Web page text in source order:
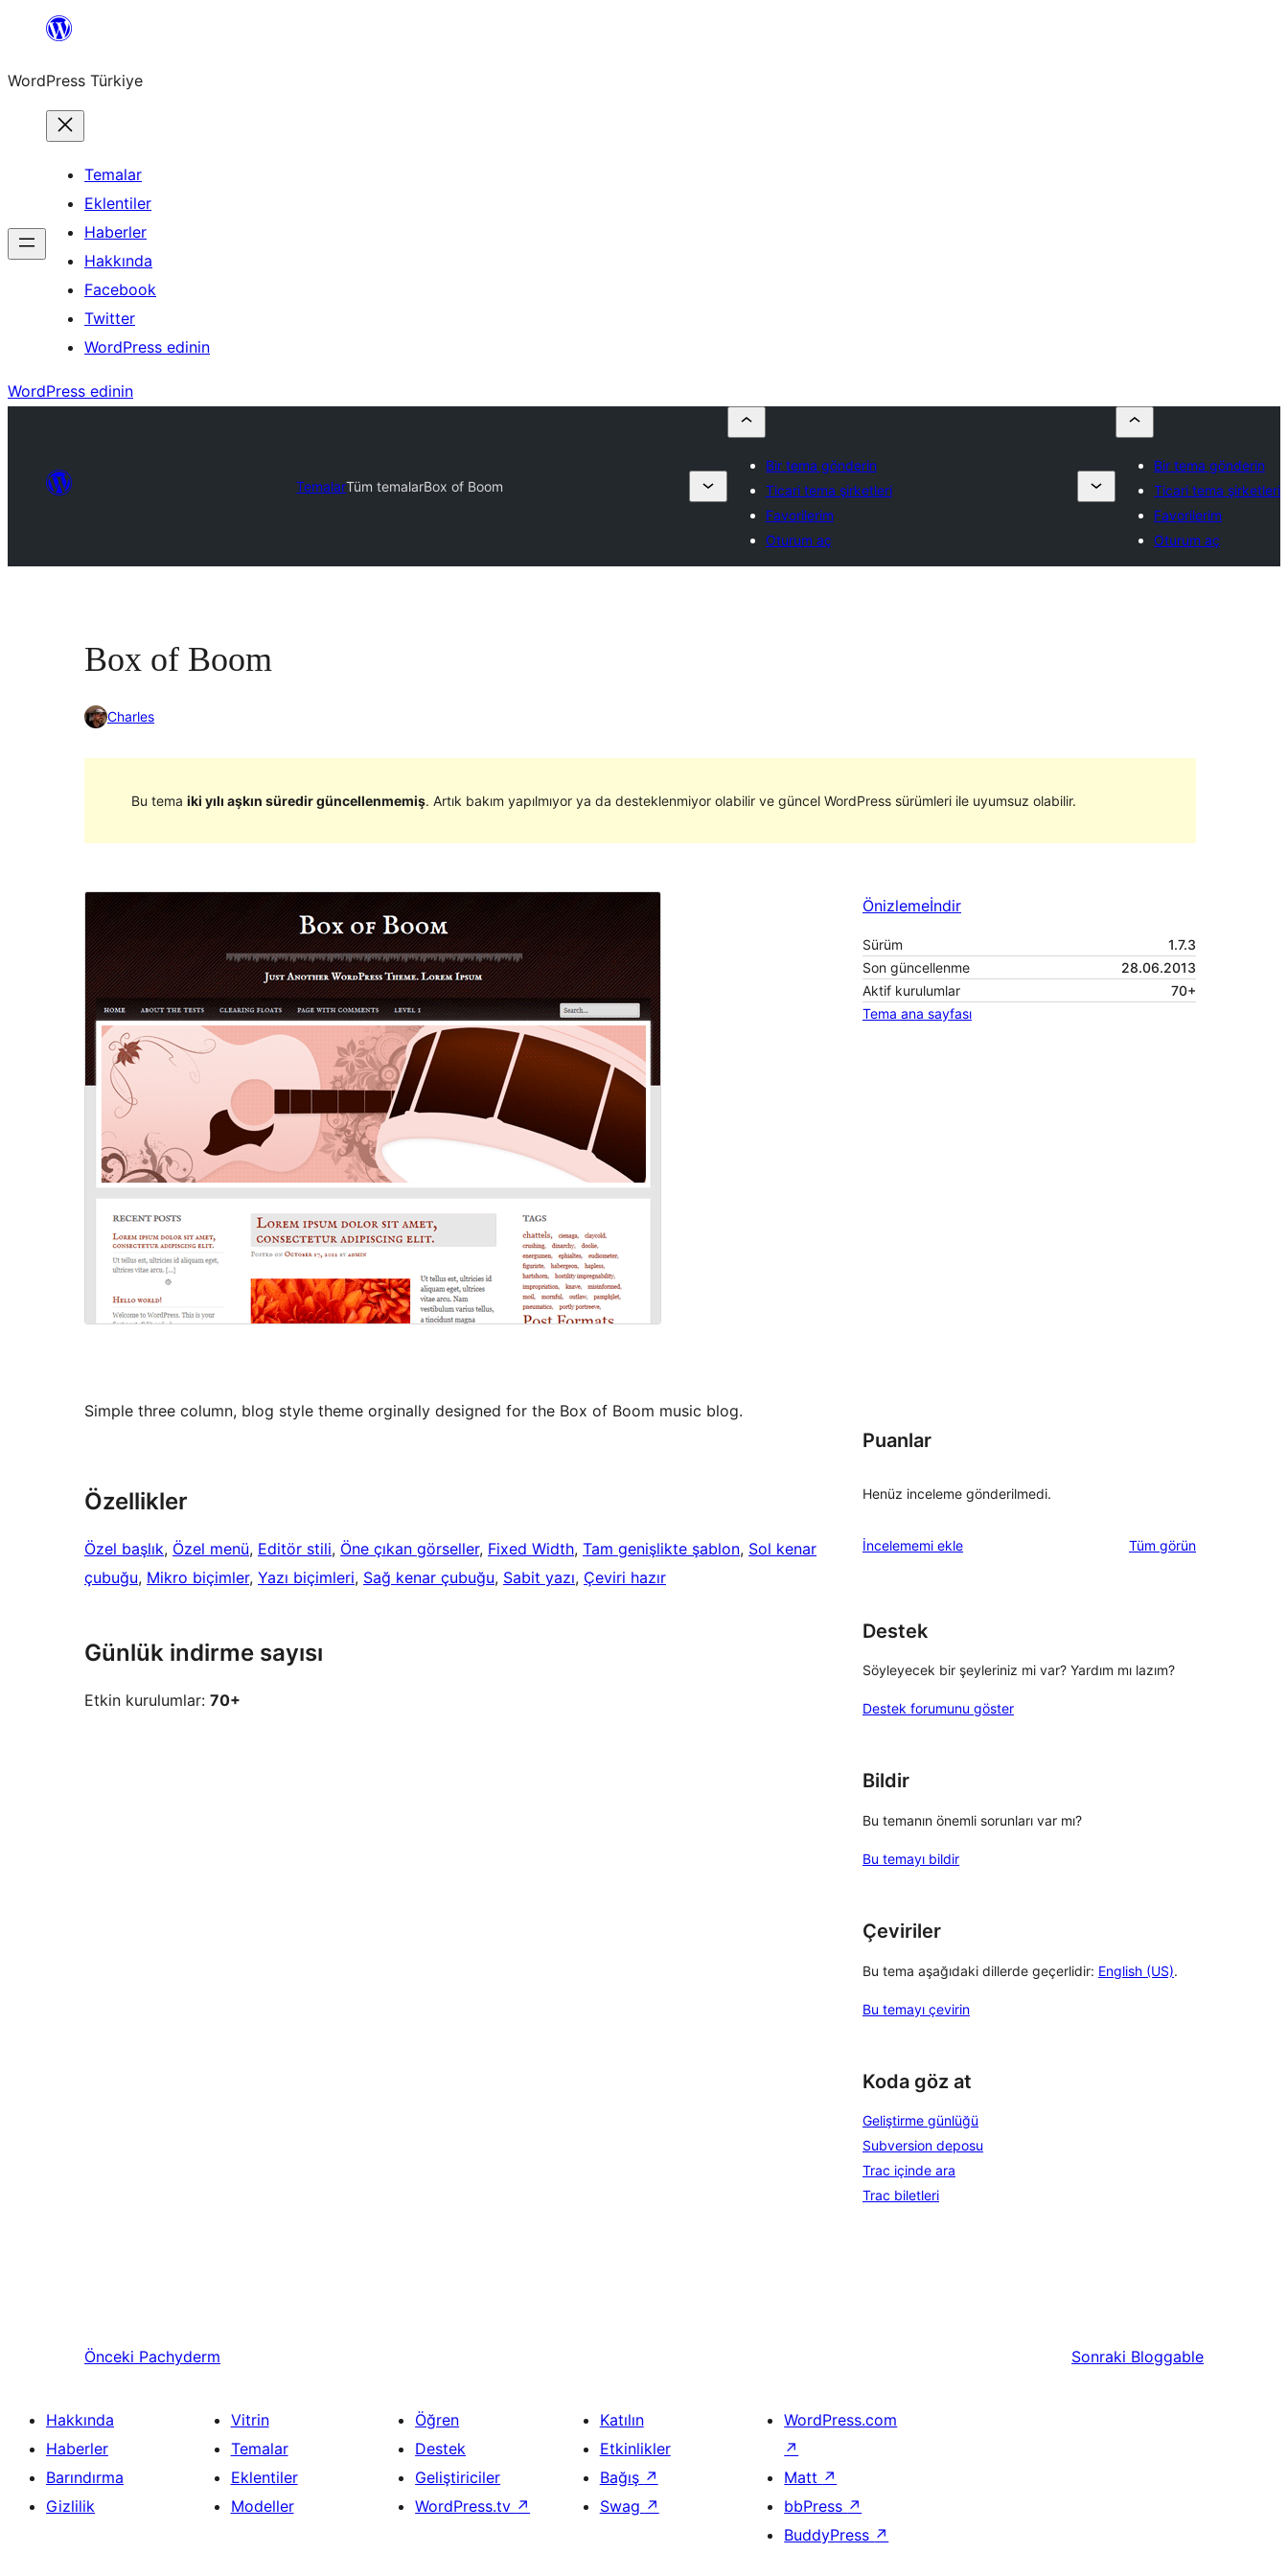
İçeriğe
WordPress Türkiye
Temalar
Eklentiler
Haberler
Hakkında
Facebook
Twitter
WordPress edinin
WordPress edinin
TemalarTüm temalarBox of Boom
Bir tema gönderin
Ticari tema şirketleri
Favorilerim
Oturum aç
Bir tema gönderin
Ticari tema şirketleri
Favorilerim
Oturum aç
Box of Boom
Charles
Bu tema iki yılı aşkın süredir güncellenmemiş. Artık bakım yapılmıyor ya da desteklenmiyor olabilir ve güncel WordPress sürümleri ile uyumsuz olabilir.
Önizlemeİndir
Sürüm
1.7.3
Son güncellenme
28.06.2013
Aktif kurulumlar
70+
Tema ana sayfası
Simple three column, blog style theme orginally designed for the Box of Boom music blog.
Özellikler
Özel başlık, Özel menü, Editör stili, Öne çıkan görseller, Fixed Width, Tam genişlikte şablon, Sol kenar
çubuğu, Mikro biçimler, Yazı biçimleri, Sağ kenar çubuğu, Sabit yazı, Çeviri hazır
Günlük indirme sayısı
Etkin kurulumlar: 70+
Puanlar
Henüz inceleme gönderilmedi.
İncelememi ekle Tüm değerlendirmeleri
görün
Destek
Söyleyecek bir şeyleriniz mi var? Yardım mı lazım?
Destek forumunu göster
Bildir
Bu temanın önemli sorunları var mı?
Bu temayı bildir
Çeviriler
Bu tema aşağıdaki dillerde geçerlidir: English (US).
Bu temayı çevirin
Koda göz at
Geliştirme günlüğü
Subversion deposu
Trac içinde ara
Trac biletleri
Önceki Pachyderm Sonraki Bloggable
Hakkında
Haberler
Barındırma
Gizlilik
Vitrin
Temalar
Eklentiler
Modeller
Öğren
Destek
Geliştiriciler
WordPress.tv ↗
Katılın
Etkinlikler
Bağış ↗
Swag ↗
WordPress.com
↗
Matt ↗
bbPress ↗
BuddyPress ↗